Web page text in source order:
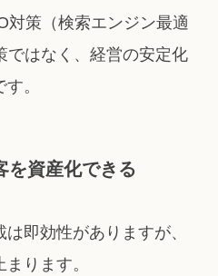
対策（検索エンジン最適
ではなく、経営の安定化
。
を資産化できる
即効性がありますが、
ります。